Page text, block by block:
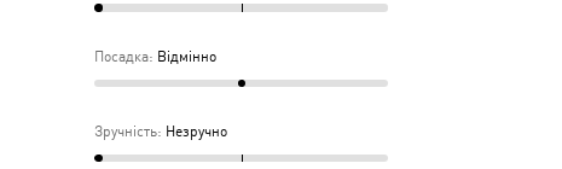
Посадка: Відмінно
Зручність: Незручно